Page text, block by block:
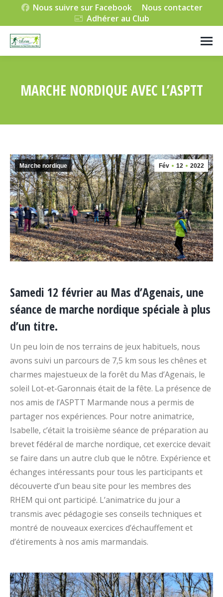
Nous suivre sur Facebook
Nous contacter
Adhérer au Club
MARCHE NORDIQUE AVEC L’ASPTT
Fév 12 2022
Marche nordique
Samedi 12 février au Mas d’Agenais, une
séance de marche nordique spéciale à plus
d’un titre.
Un peu loin de nos terrains de jeux habituels, nous
avons suivi un parcours de 7,5 km sous les chênes et
charmes majestueux de la forêt du Mas d’Agenais, le
soleil Lot-et-Garonnais était de la fête. La présence de
nos amis de l’ASPTT Marmande nous a permis de
partager nos expériences. Pour notre animatrice,
Isabelle, c’était la troisième séance de préparation au
brevet fédéral de marche nordique, cet exercice devait
se faire dans un autre club que le nôtre. Expérience et
échanges intéressants pour tous les participants et
découverte d’un beau site pour les membres des
RHEM qui ont participé. L’animatrice du jour a
transmis avec pédagogie ses conseils techniques et
montré de nouveaux exercices d’échauffement et
d’étirements à nos amis marmandais.